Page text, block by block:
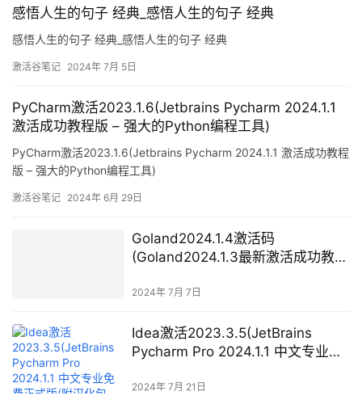
感悟人生的句子 经典_感悟人生的句子 经典
感悟人生的句子 经典_感悟人生的句子 经典
激活谷笔记 2024年 7月 5日
PyCharm激活2023.1.6(Jetbrains Pycharm 2024.1.1
激活成功教程版 – 强大的Python编程工具)
PyCharm激活2023.1.6(Jetbrains Pycharm 2024.1.1 激活成功教程
版 – 强大的Python编程工具)
激活谷笔记 2024年 6月 29日
Goland2024.1.4激活码
(Goland2024.1.3最新激活成功教程
win+mac-激活码+工具）)
2024年 7月 7日
Idea激活2023.3.5(JetBrains
Pycharm Pro 2024.1.1 中文专业免
2024年 7月 21日